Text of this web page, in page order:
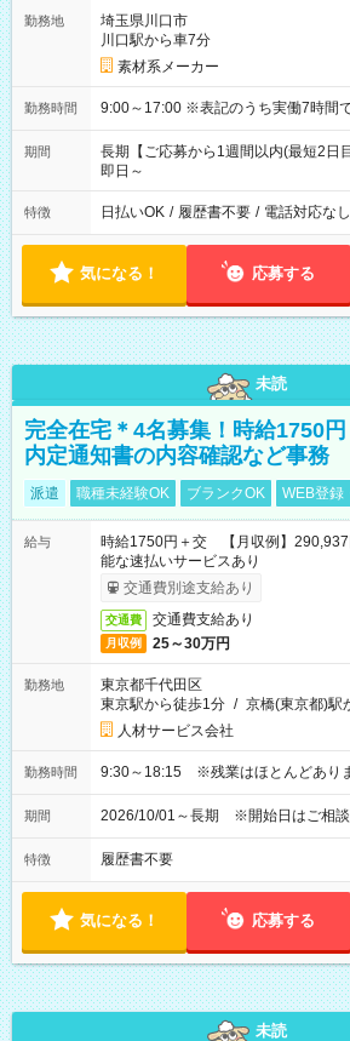
勤務地
埼玉県川口市
川口駅から車7分
素材系メーカー
勤務時間 9:00～17:00 ※表記のうち実働7時間
期間
長期【ご応募から1週間以内(最短2日
即日～
特徴 日払いOK / 履歴書不要 / 電話対応なし
気になる！ 応募する
未読
完全在宅＊4名募集！時給1750円
内定通知書の内容確認など事務
派遣 職種未経験OK ブランクOK WEB登録
給与
時給1750円＋交 【月収例】
能な速払いサービスあり
交通費別途支給あり
交通費 交通費支給あり
月収例 25～30万円
勤務地
東京都千代田区
東京駅から徒歩1分 / 京橋(東京都)駅
人材サービス会社
勤務時間 9:30～18:15 ※残業はほとんどあり
期間 2026/10/01～長期 ※開始日はご相
特徴 履歴書不要
気になる！ 応募する
未読